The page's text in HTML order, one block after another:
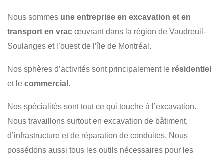
TRANSPORT DÉMOLITION RÉSIDENTIEL
COMMERCIAL
Nous sommes une entreprise en excavation et en
transport en vrac œuvrant dans la région de Vaudreuil-
Soulanges et l’ouest de l’île de Montréal.
Nos sphères d’activités sont principalement le résidentiel
et le commercial .
Nos spécialités sont tout ce qui touche à l’excavation.
Nous travaillons surtout en excavation de bâtiment,
d’infrastructure et de réparation de conduites. Nous
possédons aussi tous les outils nécessaires pour les